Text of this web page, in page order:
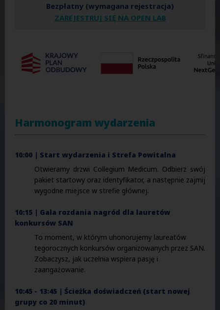
Bezpłatny (wymagana rejestracja)
ZAREJESTRUJ SIĘ NA OPEN LAB
Harmonogram wydarzenia
10:00 | Start wydarzenia i Strefa Powitalna
Otwieramy drzwi Collegium Medicum. Odbierz swój
pakiet startowy oraz identyfikator, a następnie zajmij
wygodne miejsce w strefie głównej.
10:15 | Gala rozdania nagród dla lauretów
konkursów SAN
To moment, w którym uhonorujemy laureatów
tegorocznych konkursów organizowanych przez SAN.
Zobaczysz, jak uczelnia wspiera pasję i
zaangażowanie.
10:45 - 13:45 | Ścieżka doświadczeń (start nowej
grupy co 20 minut)